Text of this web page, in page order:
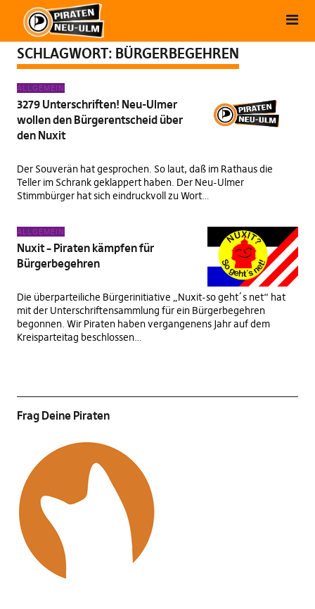
SCHLAGWORT: BÜRGERBEGEHREN
ALLGEMEIN
3279 Unterschriften! Neu-Ulmer
wollen den Bürgerentscheid über
den Nuxit
Der Souverän hat gesprochen. So laut, daß im Rathaus die
Teller im Schrank geklappert haben. Der Neu-Ulmer
Stimmbürger hat sich eindruckvoll zu Wort…
ALLGEMEIN
Nuxit – Piraten kämpfen für
Bürgerbegehren
Die überparteiliche Bürgerinitiative „Nuxit-so geht´s net“ hat
mit der Unterschriftensammlung für ein Bürgerbegehren
begonnen. Wir Piraten haben vergangenens Jahr auf dem
Kreisparteitag beschlossen…
Frag Deine Piraten